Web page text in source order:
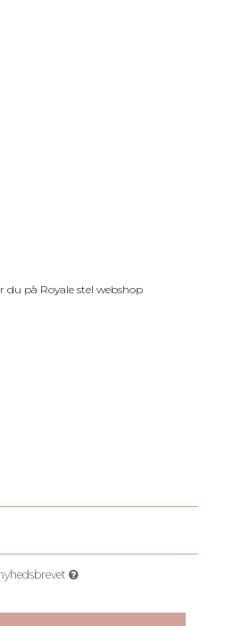
på Royale stel webshop